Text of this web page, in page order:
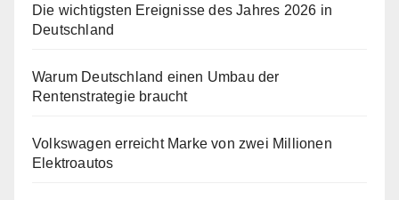
Die wichtigsten Ereignisse des Jahres 2026 in
Deutschland
Warum Deutschland einen Umbau der
Rentenstrategie braucht
Volkswagen erreicht Marke von zwei Millionen
Elektroautos